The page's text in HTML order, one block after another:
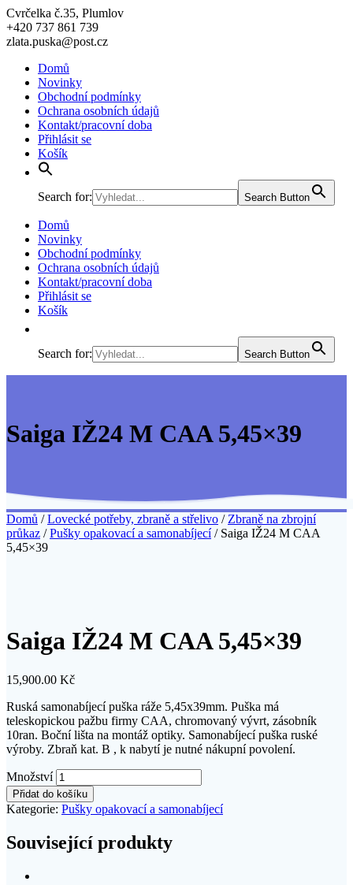
Cvrčelka č.35, Plumlov
+420 737 861 739
zlata.puska@post.cz
Domů
Novinky
Obchodní podmínky
Ochrana osobních údajů
Kontakt/pracovní doba
Přihlásit se
Košík
Search for: Search Button
Domů
Novinky
Obchodní podmínky
Ochrana osobních údajů
Kontakt/pracovní doba
Přihlásit se
Košík
Search for: Search Button
Saiga IŽ24 M CAA 5,45×39
Domů /Lovecké potřeby, zbraně a střelivo / Zbraně na zbrojní
průkaz /Pušky opakovací a samonabíjecí/ Saiga IŽ24 M CAA
5,45×39
Saiga IŽ24 M CAA 5,45×39
15,900.00 Kč
Ruská samonabíjecí puška ráže 5,45x39mm. Puška má
teleskopickou pažbu firmy CAA, chromovaný vývrt, zásobník
10ran. Boční lišta na montáž optiky. Samonabíjecí puška ruské
výroby. Zbraň kat. B , k nabytí je nutné nákupní povolení.
Množství
Přidat do košíku
Kategorie: Pušky opakovací a samonabíjecí
Související produkty